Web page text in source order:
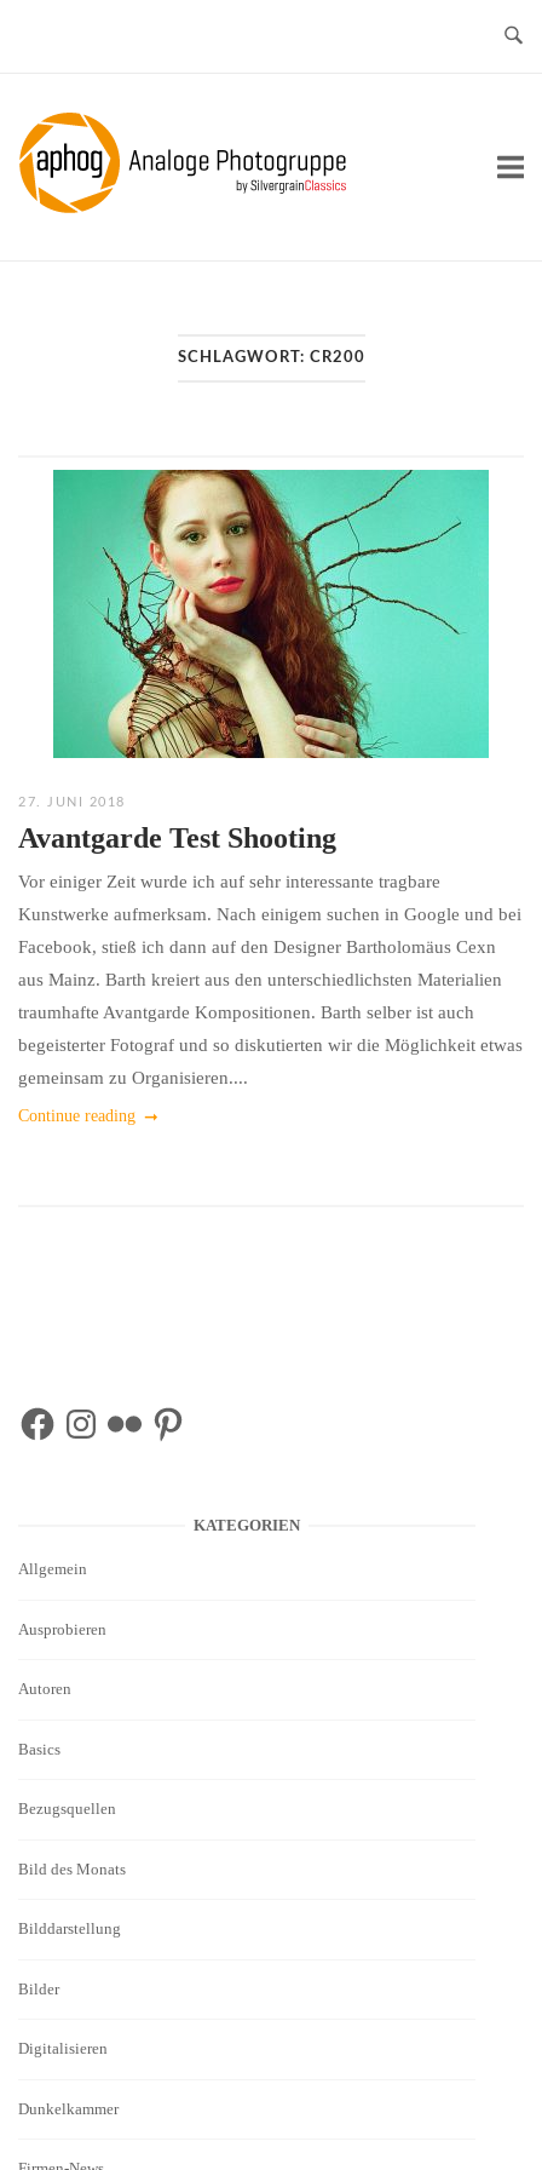
Home
SCHLAGWORT: CR200
27. JUNI 2018
Avantgarde Test Shooting
Vor einiger Zeit wurde ich auf sehr interessante tragbare
Kunstwerke aufmerksam. Nach einigem suchen in Google und bei
Facebook, stieß ich dann auf den Designer Bartholomäus Cexn
aus Mainz. Barth kreiert aus den unterschiedlichsten Materialien
traumhafte Avantgarde Kompositionen. Barth selber ist auch
begeisterter Fotograf und so diskutierten wir die Möglichkeit etwas
gemeinsam zu Organisieren....
Continue reading
FacebookInstagram
Flickr Pinterest
KATEGORIEN
Allgemein
Ausprobieren
Autoren
Basics
Bezugsquellen
Bild des Monats
Bilddarstellung
Bilder
Digitalisieren
Dunkelkammer